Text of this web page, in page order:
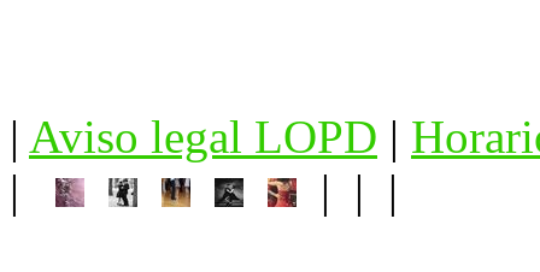
| Aviso legal LOPD |
|
| | |